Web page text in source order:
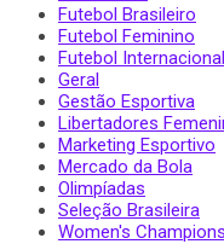
Futebol Brasileiro
Futebol Feminino
Futebol Internacional
Geral
Gestão Esportiva
Libertadores
Marketing Esportivo
Mercado da Bola
Olimpíadas
Seleção Brasileira
Women's